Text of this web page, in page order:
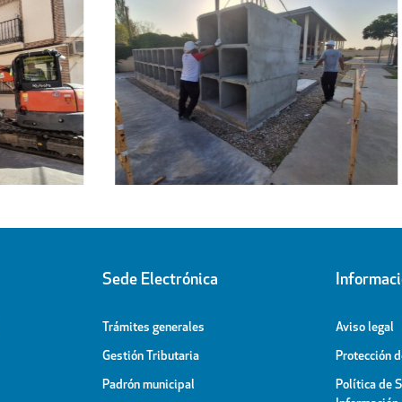
Regresa a sus hogares el centenar
de personas acogidas en el
Pabellón Cubierto
Sede Electrónica
Trámites generales
Gestión Tributaria
Padrón municipal
Aviso legal
Protección
Política de